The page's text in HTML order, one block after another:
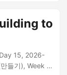
이걸 관리할
있지? 이번 달
토큰을 쓰고 있
다"가 최선이
to
15, 2026-
들기), Week 2